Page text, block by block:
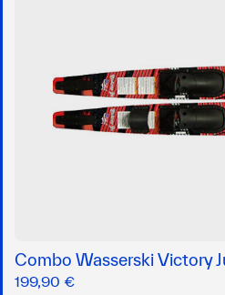
Combo Wasserski Victory
199,90 €